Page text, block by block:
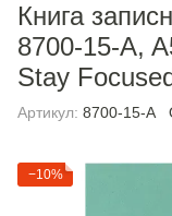
Книга
8700-15-A,
Stay
Артикул: 8700-15-A
−10%